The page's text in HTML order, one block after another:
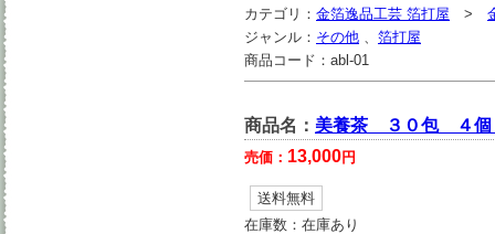
カテゴリ： 金箔逸品工芸 箔打屋 >
ジャンル： その他 、 箔打屋
商品コード： abl-01
商品名： 美養茶 ３０包 ４個
売価： 13,000円
送料無料
在庫数： 在庫あり